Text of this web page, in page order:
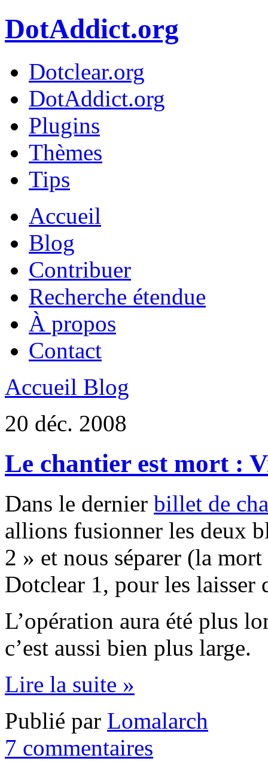
DotAddict.org
Dotclear.org
DotAddict.org
Plugins
Thèmes
Tips
Accueil
Blog
Contribuer
Recherche étendue
À propos
Contact
Accueil Blog
20 déc. 2008
Le chantier est mort :
Dans le dernier billet de
allions fusionner les deux
2 » et nous séparer (la
Dotclear 1, pour les laisser
L’opération aura été plus
c’est aussi bien plus large.
Lire la suite »
Publié par Lomalarch
7 commentaires